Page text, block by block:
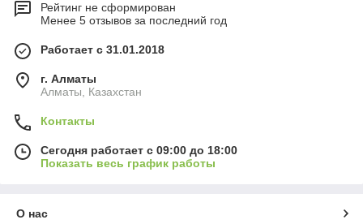
Рейтинг не сформирован
Менее 5 отзывов за последний год
Работает с 31.01.2018
г. Алматы
Алматы, Казахстан
Контакты
Сегодня работает с 09:00 до 18:00
Показать весь график работы
О нас